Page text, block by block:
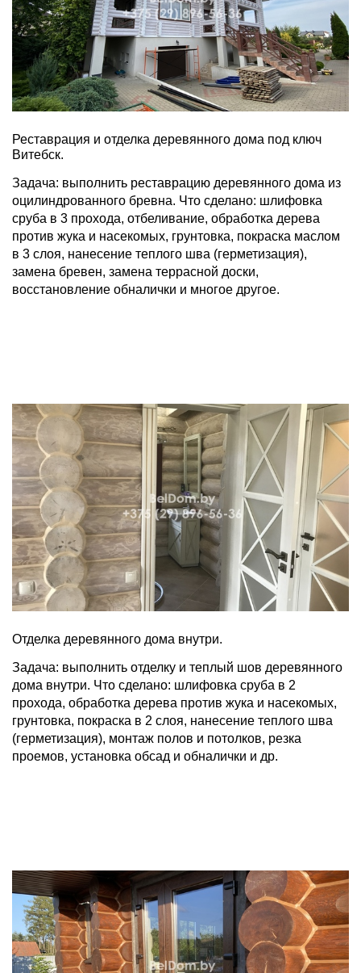
Реставрация и отделка деревянного дома под ключ
Витебск.
Задача: выполнить реставрацию деревянного дома из
оцилиндрованного бревна. Что сделано: шлифовка
сруба в 3 прохода, отбеливание, обработка дерева
против жука и насекомых, грунтовка, покраска маслом
в 3 слоя, нанесение теплого шва (герметизация),
замена бревен, замена террасной доски,
восстановление обналички и многое другое.
Отделка деревянного дома внутри.
Задача: выполнить отделку и теплый шов деревянного
дома внутри. Что сделано: шлифовка сруба в 2
прохода, обработка дерева против жука и насекомых,
грунтовка, покраска в 2 слоя, нанесение теплого шва
(герметизация), монтаж полов и потолков, резка
проемов, установка обсад и обналички и др.